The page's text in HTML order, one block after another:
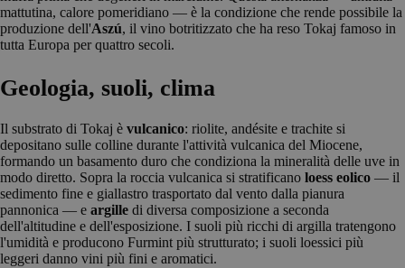
mattutina, calore pomeridiano — è la condizione che rende possibile la
produzione dell'Aszú, il vino botritizzato che ha reso Tokaj famoso in
tutta Europa per quattro secoli.
Geologia, suoli, clima
Il substrato di Tokaj è vulcanico: riolite, andésite e trachite si
depositano sulle colline durante l'attività vulcanica del Miocene,
formando un basamento duro che condiziona la mineralità delle uve in
modo diretto. Sopra la roccia vulcanica si stratificano loess eolico — il
sedimento fine e giallastro trasportato dal vento dalla pianura
pannonica — e argille di diversa composizione a seconda
dell'altitudine e dell'esposizione. I suoli più ricchi di argilla tratengono
l'umidità e producono Furmint più strutturato; i suoli loessici più
leggeri danno vini più fini e aromatici.